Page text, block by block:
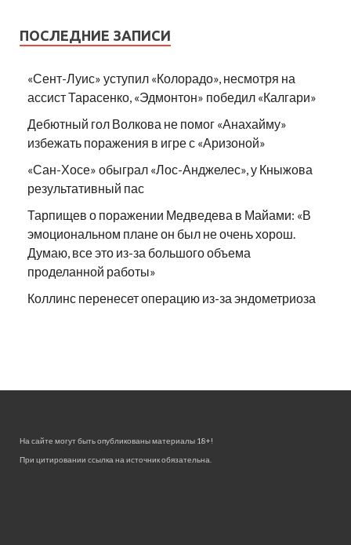
ПОСЛЕДНИЕ ЗАПИСИ
«Сент-Луис» уступил «Колорадо», несмотря на
ассист Тарасенко, «Эдмонтон» победил «Калгари»
Дебютный гол Волкова не помог «Анахайму»
избежать поражения в игре с «Аризоной»
«Сан-Хосе» обыграл «Лос-Анджелес», у Кныжова
результативный пас
Тарпищев о поражении Медведева в Майами: «В
эмоциональном плане он был не очень хорош.
Думаю, все это из-за большого объема
проделанной работы»
Коллинс перенесет операцию из-за эндометриоза
На сайте могут быть опубликованы материалы 18+!
При цитировании ссылка на источник обязательна.